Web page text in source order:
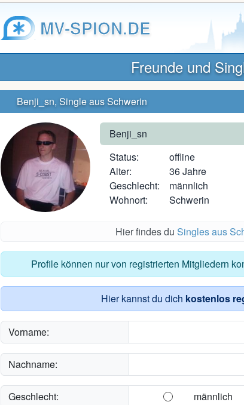
MV-SPION.DE
Freunde und
Benji_sn, Single aus Schwerin
Benji_sn
Status:
offline
Alter:
36 Jahre
Geschlecht:
männlich
Wohnort:
Schwerin
Hier findes du Singles aus
Profile können nur von registrierten Mitgliedern
Hier kannst du dich kostenlos
Vorname:
Nachname:
Geschlecht: männlich